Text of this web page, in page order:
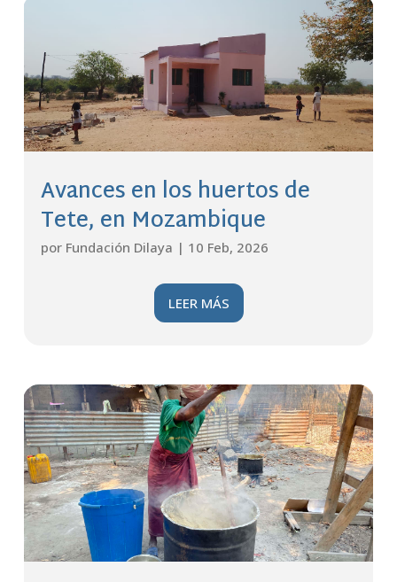
Avances en los huertos de
Tete, en Mozambique
por Fundación Dilaya | 10 Feb, 2026
LEER MÁS